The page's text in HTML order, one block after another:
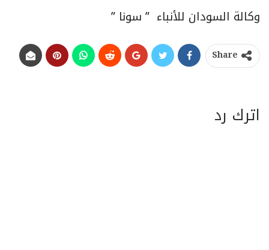
وكالة السودان للأنباء ” سونا ”
Share
اترك رد